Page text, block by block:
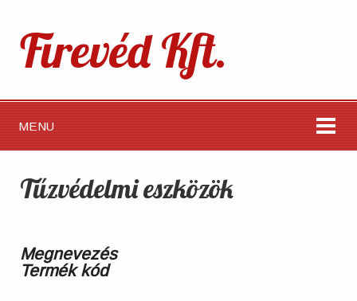
Firevéd Kft.
MENU
Tűzvédelmi eszközök
Megnevezés
Termék kód